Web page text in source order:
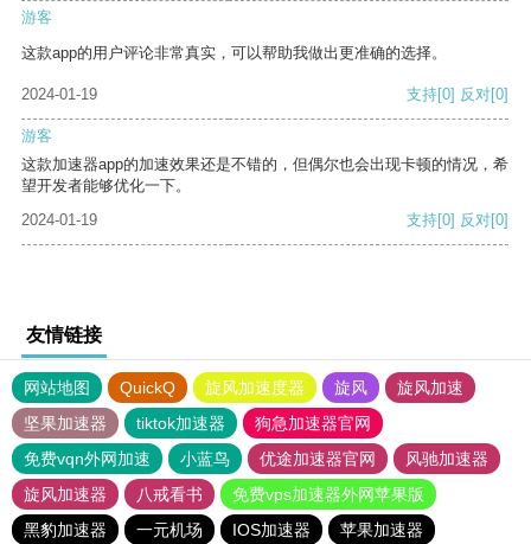
游客
这款app的用户评论非常真实，可以帮助我做出更准确的选择。
2024-01-19 支持[0] 反对[0]
游客
这款加速器app的加速效果还是不错的，但偶尔也会出现卡顿的情况，希
望开发者能够优化一下。
2024-01-19
支持[0] 反对[0]
友情链接
网站地图 QuickQ 旋风加速度器 旋风
旋风加速
坚果加速器
tiktok加速器
狗急加速器官网
免费vqn外网加速
小蓝鸟 优途加速器官网
风驰加速器
旋风加速器
八戒看书
免费vps加速器外网苹果版
黑豹加速器
一元机场 IOS加速器 苹果加速器